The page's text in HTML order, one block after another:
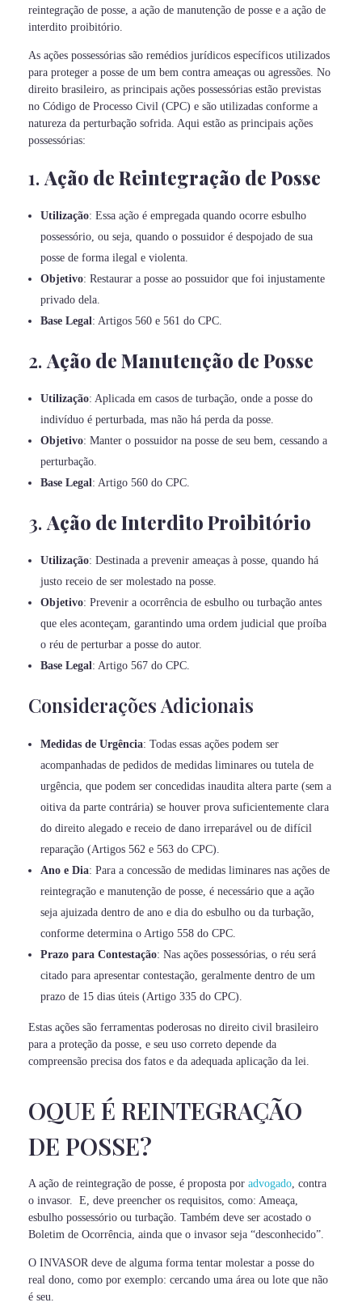
reintegração de posse, a ação de manutenção de posse e a ação de
interdito proibitório.
As ações possessórias são remédios jurídicos específicos utilizados
para proteger a posse de um bem contra ameaças ou agressões. No
direito brasileiro, as principais ações possessórias estão previstas
no Código de Processo Civil (CPC) e são utilizadas conforme a
natureza da perturbação sofrida. Aqui estão as principais ações
possessórias:
1. Ação de Reintegração de Posse
Utilização: Essa ação é empregada quando ocorre esbulho
possessório, ou seja, quando o possuidor é despojado de sua
posse de forma ilegal e violenta.
Objetivo: Restaurar a posse ao possuidor que foi injustamente
privado dela.
Base Legal: Artigos 560 e 561 do CPC.
2. Ação de Manutenção de Posse
Utilização: Aplicada em casos de turbação, onde a posse do
indivíduo é perturbada, mas não há perda da posse.
Objetivo: Manter o possuidor na posse de seu bem, cessando a
perturbação.
Base Legal: Artigo 560 do CPC.
3. Ação de Interdito Proibitório
Utilização: Destinada a prevenir ameaças à posse, quando há
justo receio de ser molestado na posse.
Objetivo: Prevenir a ocorrência de esbulho ou turbação antes
que eles aconteçam, garantindo uma ordem judicial que proíba
o réu de perturbar a posse do autor.
Base Legal: Artigo 567 do CPC.
Considerações Adicionais
Medidas de Urgência: Todas essas ações podem ser
acompanhadas de pedidos de medidas liminares ou tutela de
urgência, que podem ser concedidas inaudita altera parte (sem a
oitiva da parte contrária) se houver prova suficientemente clara
do direito alegado e receio de dano irreparável ou de difícil
reparação (Artigos 562 e 563 do CPC).
Ano e Dia: Para a concessão de medidas liminares nas ações de
reintegração e manutenção de posse, é necessário que a ação
seja ajuizada dentro de ano e dia do esbulho ou da turbação,
conforme determina o Artigo 558 do CPC.
Prazo para Contestação: Nas ações possessórias, o réu será
citado para apresentar contestação, geralmente dentro de um
prazo de 15 dias úteis (Artigo 335 do CPC).
Estas ações são ferramentas poderosas no direito civil brasileiro
para a proteção da posse, e seu uso correto depende da
compreensão precisa dos fatos e da adequada aplicação da lei.
OQUE É REINTEGRAÇÃO
DE POSSE?
A ação de reintegração de posse, é proposta por advogado, contra
o invasor. E, deve preencher os requisitos, como: Ameaça,
esbulho possessório ou turbação. Também deve ser acostado o
Boletim de Ocorrência, ainda que o invasor seja “desconhecido”.
O INVASOR deve de alguma forma tentar molestar a posse do
real dono, como por exemplo: cercando uma área ou lote que não
é seu.